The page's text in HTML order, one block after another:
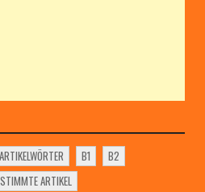
ARTIKELWÖRTER B1
B2
ARTIKEL